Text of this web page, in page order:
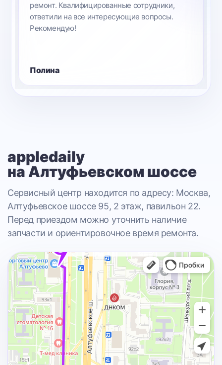
ремонт. Квалифицированные сотрудники,
ответили на все интересующие вопросы.
Рекомендую!
Полина
appledaily
на Алтуфьевском шоссе
Сервисный центр находится по адресу: Москва,
Алтуфьевское шоссе 95, 2 этаж, павильон 22.
Перед приездом можно уточнить наличие
запчасти и ориентировочное время ремонта.